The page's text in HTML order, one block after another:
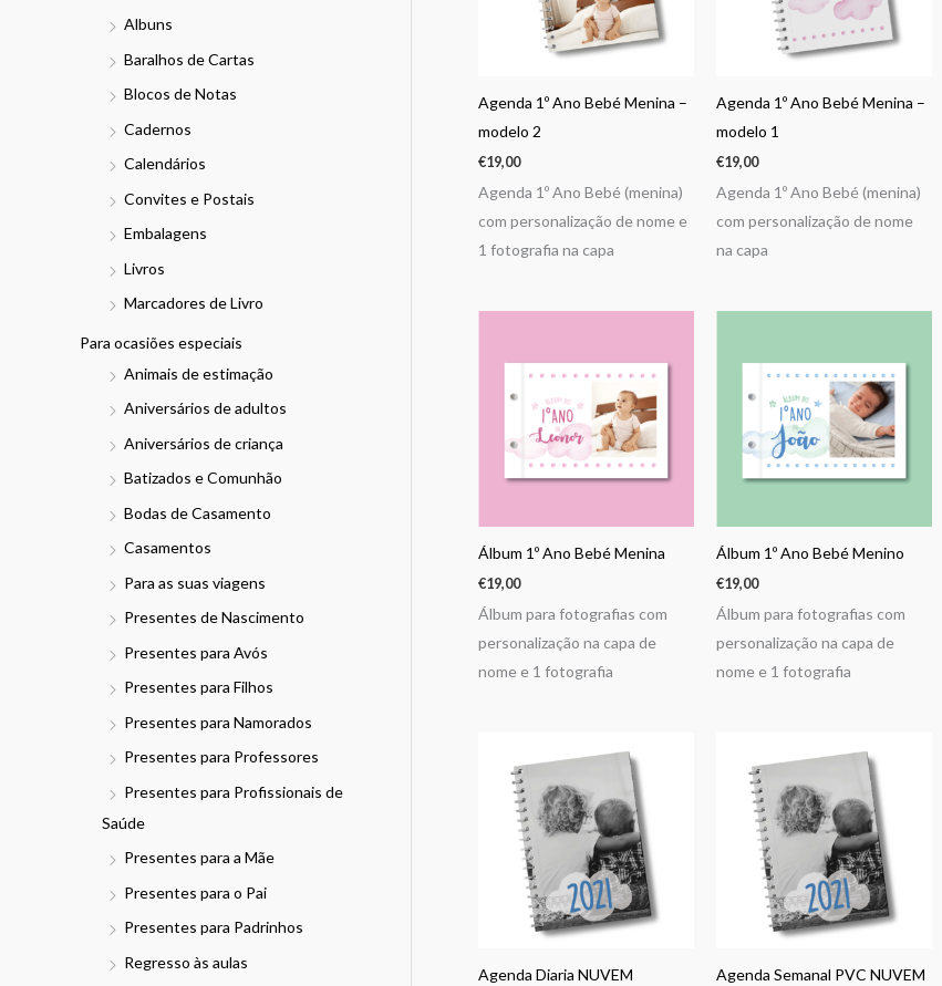
Albuns
Baralhos de Cartas
Blocos de Notas
Cadernos
Calendários
Convites e Postais
Embalagens
Livros
Marcadores de Livro
Para ocasiões especiais
Animais de estimação
Aniversários de adultos
Aniversários de criança
Batizados e Comunhão
Bodas de Casamento
Casamentos
Para as suas viagens
Presentes de Nascimento
Presentes para Avós
Presentes para Filhos
Presentes para Namorados
Presentes para Professores
Presentes para Profissionais de
Saúde
Presentes para a Mãe
Presentes para o Pai
Presentes para Padrinhos
Regresso às aulas
Agenda 1º Ano Bebé Menina –
modelo 2
€19,00
Agenda 1º Ano Bebé (menina)
com personalização de nome e
1 fotografia na capa
Agenda 1º Ano Bebé Menina –
modelo 1
€19,00
Agenda 1º Ano Bebé (menina)
com personalização de nome
na capa
Álbum 1º Ano Bebé Menina
€19,00
Álbum para fotografias com
personalização na capa de
nome e 1 fotografia
Álbum 1º Ano Bebé Menino
€19,00
Álbum para fotografias com
personalização na capa de
nome e 1 fotografia
Agenda Diaria NUVEM Agenda Semanal PVC NUVEM